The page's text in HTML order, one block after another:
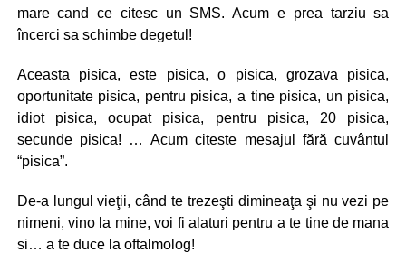
mare cand ce citesc un SMS. Acum e prea tarziu sa
încerci sa schimbe degetul!
Aceasta pisica, este pisica, o pisica, grozava pisica,
oportunitate pisica, pentru pisica, a tine pisica, un pisica,
idiot pisica, ocupat pisica, pentru pisica, 20 pisica,
secunde pisica! … Acum citeste mesajul fără cuvântul
“pisica”.
De-a lungul vieţii, când te trezeşti dimineaţa şi nu vezi pe
nimeni, vino la mine, voi fi alaturi pentru a te tine de mana
si… a te duce la oftalmolog!